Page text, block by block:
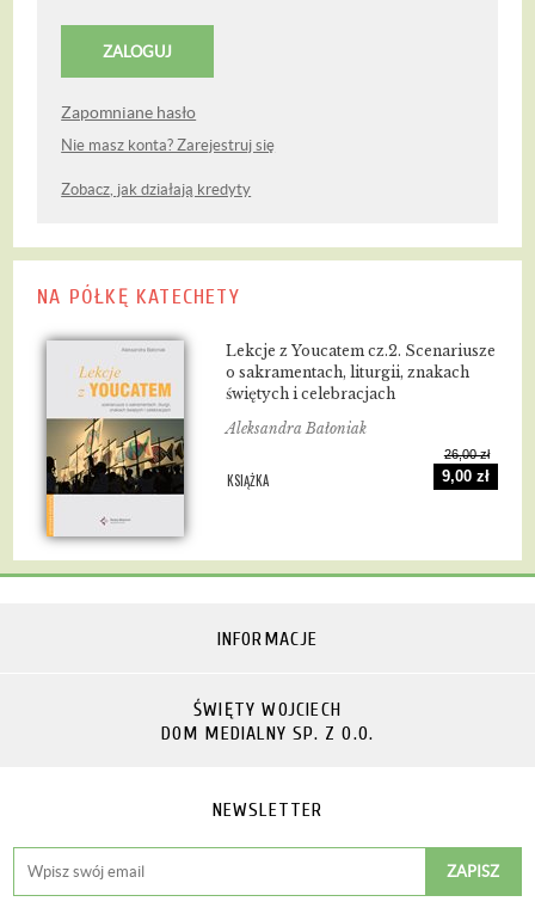
Zapomniane hasło
Nie masz konta? Zarejestruj się
Zobacz, jak działają kredyty
NA PÓŁKĘ KATECHETY
Lekcje z Youcatem cz.2. Scenariusze
o sakramentach, liturgii, znakach
świętych i celebracjach
Aleksandra Bałoniak
KSIĄŻKA
26,00 zł
9,00 zł
INFORMACJE
ŚWIĘTY WOJCIECH
DOM MEDIALNY SP. Z O.O.
NEWSLETTER